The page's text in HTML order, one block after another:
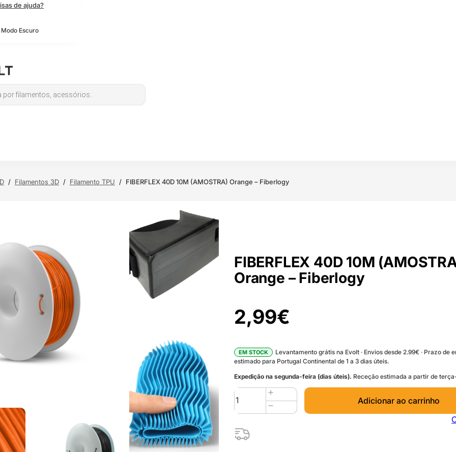
de ajuda?
Escuro
/ Filamentos 3D / Filamento TPU / FIBERFLEX 40D 10M (AMOSTRA) Orange – Fiberlogy
FIBERFLEX 40D 10M
Orange – Fiberlogy
2,99€
EM STOCK
Levantamento grátis na Evolt · Envios desde 2.99€ · Prazo de
estimado para Portugal Continental de 1 a 3 dias úteis.
Expedição na segunda-feira (dias úteis). Receção estimada a partir de
Quantidade
de
FIBERFLEX
40D
10M
Adicionar ao carrinho